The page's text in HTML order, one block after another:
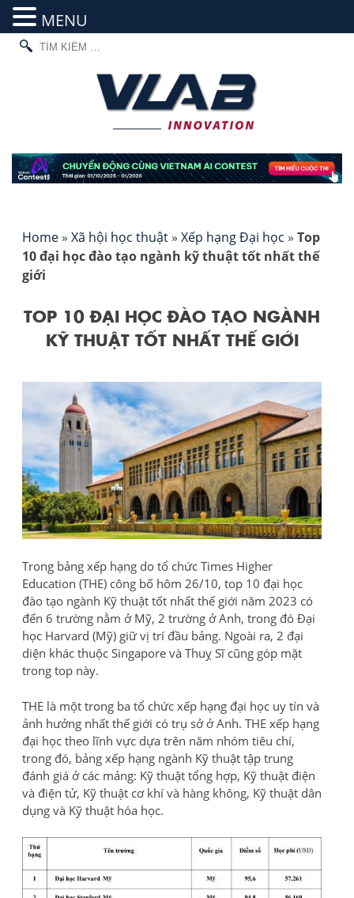
Skip
TÌM
KIẾM
Home » Xã hội học thuật » Xếp hạng Đại học » Top
10 đại học đào tạo ngành kỹ thuật tốt nhất thế
giới
TOP 10 ĐẠI HỌC ĐÀO TẠO NGÀNH
KỸ THUẬT TỐT NHẤT THẾ GIỚI
Trong bảng xếp hạng do tổ chức Times Higher
Education (THE) công bố hôm 26/10, top 10 đại học
đào tạo ngành Kỹ thuật tốt nhất thế giới năm 2023 có
đến 6 trường nằm ở Mỹ, 2 trường ở Anh, trong đó Đại
học Harvard (Mỹ) giữ vị trí đầu bảng. Ngoài ra, 2 đại
diện khác thuộc Singapore và Thuỵ Sĩ cũng góp mặt
trong top này.
THE là một trong ba tổ chức xếp hạng đại học uy tín và
ảnh hưởng nhất thế giới có trụ sở ở Anh. THE xếp hạng
đại học theo lĩnh vực dựa trên năm nhóm tiêu chí,
trong đó, bảng xếp hạng ngành Kỹ thuật tập trung
đánh giá ở các mảng: Kỹ thuật tổng hợp, Kỹ thuật điện
và điện tử, Kỹ thuật cơ khí và hàng không, Kỹ thuật dân
dụng và Kỹ thuật hóa học.
MENU